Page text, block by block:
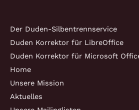
Der Duden-Silbentrennservice
Duden Korrektor für LibreOffice
Duden Korrektor für Microsoft
Home
Unsere Mission
Aktuelles